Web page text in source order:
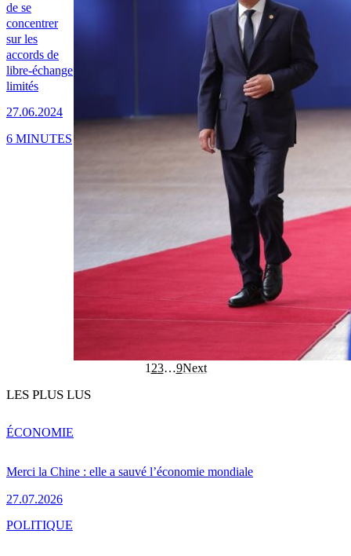
de se
concentrer
sur les
accords de
libre-échange
limités
27.06.2024
6 MINUTES
1 23…9Next
LES PLUS LUS
Merci la Chine : elle a sauvé l’économie mondiale
27.07.2026
ÉCONOMIE
POLITIQUE